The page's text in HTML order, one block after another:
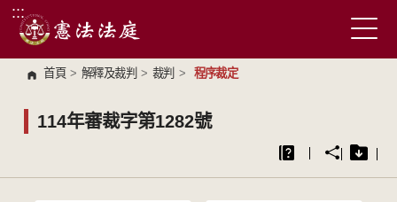
跳到主要內容區塊
:::
首頁 > 解釋及裁判 > 裁判 > 程序裁定
114年審裁字第1282號